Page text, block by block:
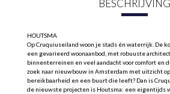
BESCHRIJVING
HOUTSMA
Op Cruquiuseiland woon je stads én waterrijk. De
een gevarieerd woonaanbod, met robuuste
binnenterreinen en veel aandacht voor comfort en
zoek naar nieuwbouw in Amsterdam met uitzicht
bereikbaarheid en een buurt die leeft? Dan is
de nieuwste projecten is Houtsma: een eigentijds